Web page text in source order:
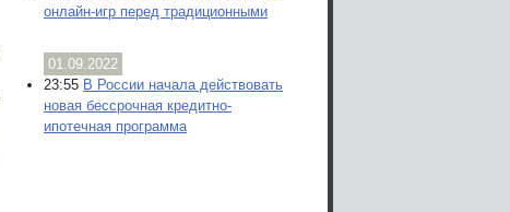
онлайн-игр перед традиционными
01.09.2022
23:55 В России начала действовать
новая бессрочная кредитно-
ипотечная программа